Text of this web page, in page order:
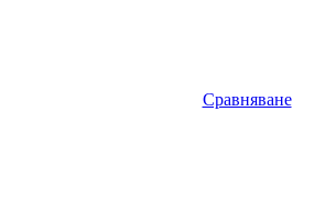
Сравняване